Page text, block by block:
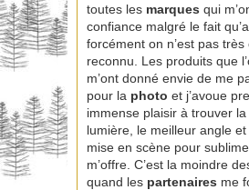
toutes les marques qui
confiance malgré le fait
forcément on n’est pas très
reconnu. Les produits que
m’ont donné envie de me
pour la photo et j’avoue
immense plaisir à trouver
lumière, le meilleur angle
mise en scène pour
m’offre. C’est la moindre
quand les partenaires me